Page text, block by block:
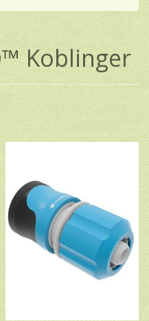
Koblinger